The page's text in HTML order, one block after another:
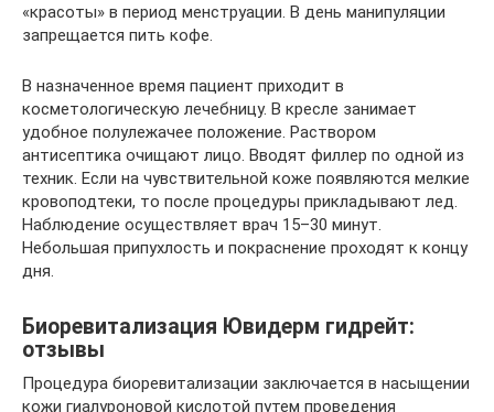
«красоты» в период менструации. В день манипуляции
запрещается пить кофе.
В назначенное время пациент приходит в
косметологическую лечебницу. В кресле занимает
удобное полулежачее положение. Раствором
антисептика очищают лицо. Вводят филлер по одной из
техник. Если на чувствительной коже появляются мелкие
кровоподтеки, то после процедуры прикладывают лед.
Наблюдение осуществляет врач 15–30 минут.
Небольшая припухлость и покраснение проходят к концу
дня.
Биоревитализация Ювидерм гидрейт:
отзывы
Процедура биоревитализации заключается в насыщении
кожи гиалуроновой кислотой путем проведения